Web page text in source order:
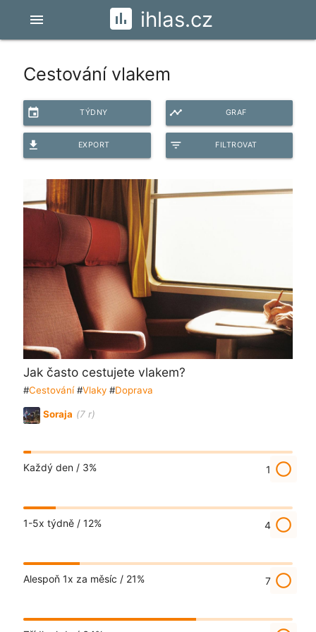
ihlas.cz
menu
Cestování vlakem
event TÝDNY timeline GRAF
file_download EXPORT filter_list FILTROVAT
Jak často cestujete vlakem?
#Cestování#Vlaky#Doprava
Soraja (7 r)
Každý den / 3% 1 radio_button_unchecked
1-5x týdně / 12% 4 radio_button_unchecked
Alespoň 1x za měsíc / 21% 7 radio_button_unchecked